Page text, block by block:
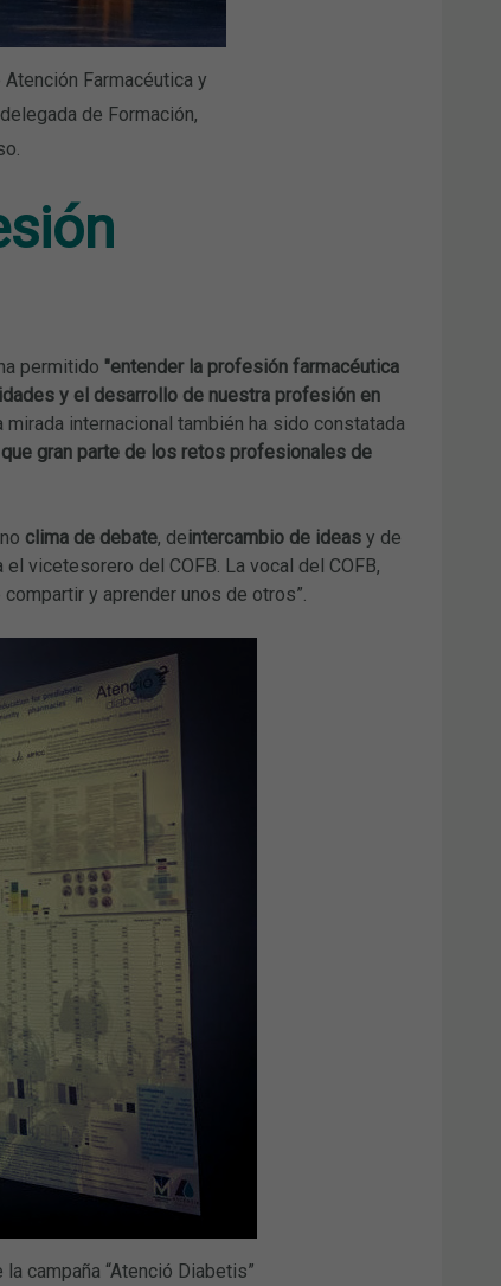
Farmacéutica y
de Formación,
permitido "entender la profesión farmacéutica
y el desarrollo de nuestra profesión en
mirada internacional también ha sido constatada
que gran parte de los retos profesionales de
clima de debate, deintercambio de ideasy de
vicetesorero del COFB. La vocal del COFB,
y aprender unos de otros”.
campaña “Atenció Diabetis”